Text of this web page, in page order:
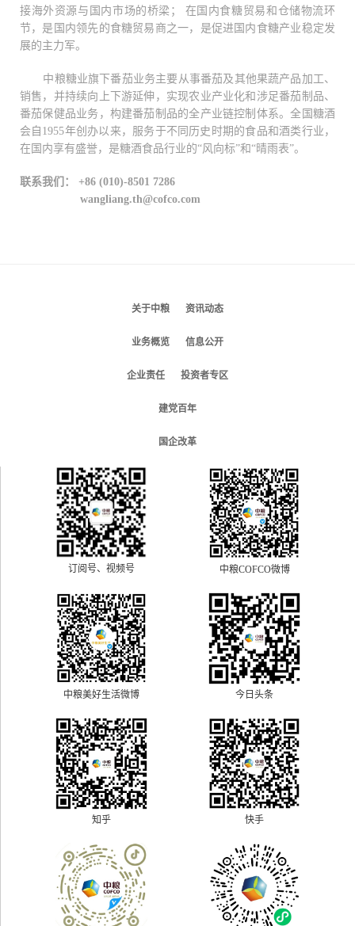
接海外资源与国内市场的桥梁； 在国内食糖贸易和仓储物流环
节，是国内领先的食糖贸易商之一，是促进国内食糖产业稳定发
展的主力军。
中粮糖业旗下番茄业务主要从事番茄及其他果蔬产品加工、
销售，并持续向上下游延伸，实现农业产业化和涉足番茄制品、
番茄保健品业务，构建番茄制品的全产业链控制体系。全国糖酒
会自1955年创办以来，服务于不同历史时期的食品和酒类行业，
在国内享有盛誉，是糖酒食品行业的“风向标”和“晴雨表”。
联系我们：
+86 (010)-8501 7286
wangliang.th@cofco.com
关于中粮 资讯动态
业务概览 信息公开
企业责任 投资者专区
建党百年
国企改革
订阅号、视频号 中粮COFCO微博
中粮美好生活微博 今日头条
知乎 快手